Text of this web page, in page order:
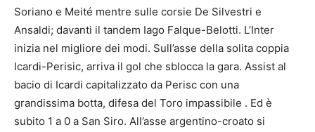
Soriano e Meité mentre sulle corsie De Silvestri e
Ansaldi; davanti il tandem Iago Falque-Belotti. L’Inter
inizia nel migliore dei modi. Sull’asse della solita coppia
Icardi-Perisic, arriva il gol che sblocca la gara. Assist al
bacio di Icardi capitalizzato da Perisc con una
grandissima botta, difesa del Toro impassibile . Ed è
subito 1 a 0 a San Siro. All’asse argentino-croato si